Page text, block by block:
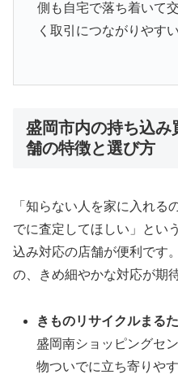
側も自宅で落ち着いて
く取引につながりやす
盛岡市内の持ち込み
舗の特徴と選び方
「知らない人を家に入れる
でに査定してほしい」とい
込み対応の店舗が便利です
の、きめ細やかな対応が期
きものリサイクルまる
盛岡南ショッピングセ
物ついでに立ち寄りや